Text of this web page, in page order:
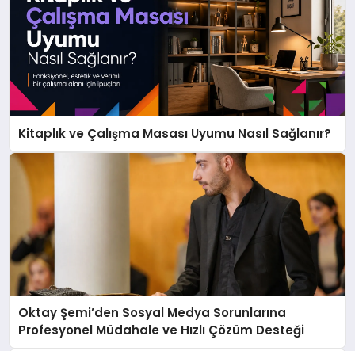
Kitaplık ve Çalışma Masası Uyumu Nasıl Sağlanır?
Oktay Şemi’den Sosyal Medya Sorunlarına
Profesyonel Müdahale ve Hızlı Çözüm Desteği